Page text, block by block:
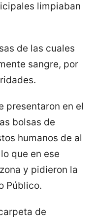
limpiaban
de las cuales
sangre, por
presentaron en el
bolsas de
humanos de al
que en ese
y pidieron la
Público.
de